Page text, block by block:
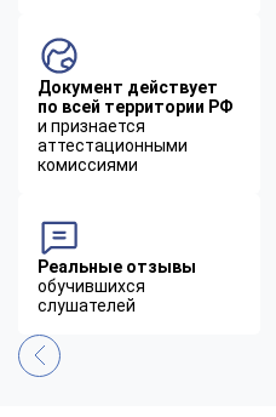
Документ действует
по всей территории РФ
и признается
аттестационными
комиссиями
Реальные отзывы
обучившихся
слушателей